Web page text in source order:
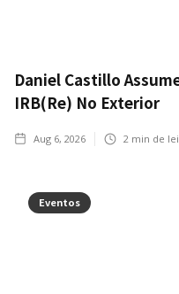
Daniel Castillo
IRB(Re) No Exterior
Aug 6, 2026 2 min de
Eventos